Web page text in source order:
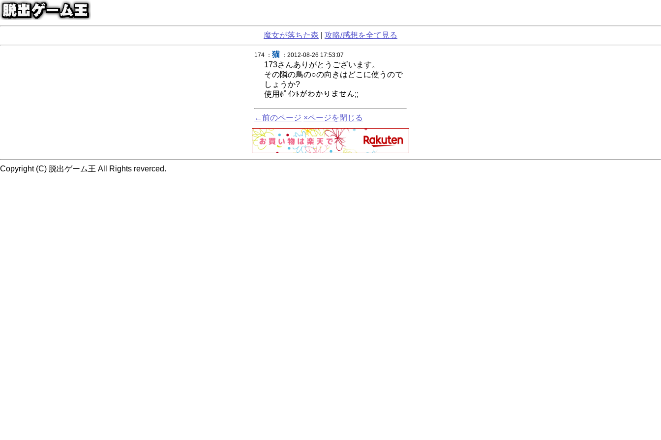
魔女が落ちた森 攻略/感想を全て見る
174 ： 猫 ：2012-08-26 17:53:07
173さんありがとうございます。
その隣の鳥の○の向きはどこに使うので
しょうか?
使用ﾎﾟｲﾝﾄがわかりません;;
←前のページ ×ページを閉じる
Copyright (C) 脱出ゲーム王 All Rights reverced.